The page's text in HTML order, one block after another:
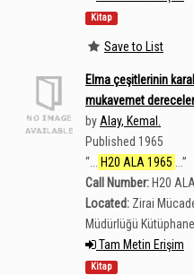
Kitap
Save to List
Elma çeşitlerinin
mukavemet
by Alay, Kemal.
Published 1965
“
H20 ALA 1965
”
Call Number: H20
Located: Zirai
Müdürlüğü
Tam Metin Erişim
Kitap